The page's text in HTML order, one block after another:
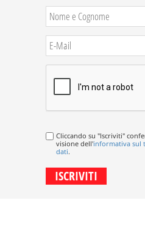
Cliccando su "Iscriviti"
visione dell'informativa sul
dati.